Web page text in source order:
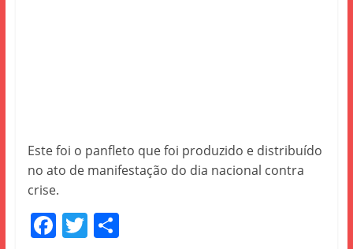
Este foi o panfleto que foi produzido e distribuído
no ato de manifestação do dia nacional contra
crise.
F T S